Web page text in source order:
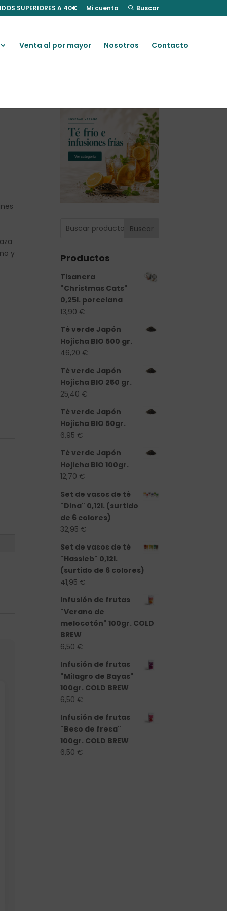
SUPERIORES A 40€ Mi cuenta Buscar
Venta al por mayor Nosotros Contacto
y
Buscar
Productos
Tisanera
"Christmas Cats"
0,25l. porcelana
13,90 €
Té verde Japón
Hojicha BIO 500 gr.
46,20 €
Té verde Japón
Hojicha BIO 250 gr.
25,40 €
Té verde Japón
Hojicha BIO 50gr.
6,95 €
Té verde Japón
Hojicha BIO 100gr.
12,70 €
Set de vasos de té
"Dina" 0,12l. (surtido
de 6 colores)
32,95 €
Set de vasos de té
"Hassieb" 0,12l.
(surtido de 6 colores)
41,95 €
Infusión de frutas
"Verano de
melocotón" 100gr. COLD
BREW
6,50 €
Infusión de frutas
"Milagro de Bayas"
100gr. COLD BREW
6,50 €
Infusión de frutas
"Beso de fresa"
100gr. COLD BREW
6,50 €